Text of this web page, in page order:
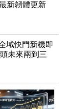
新韌體更新
域快門新機即
未來兩到三